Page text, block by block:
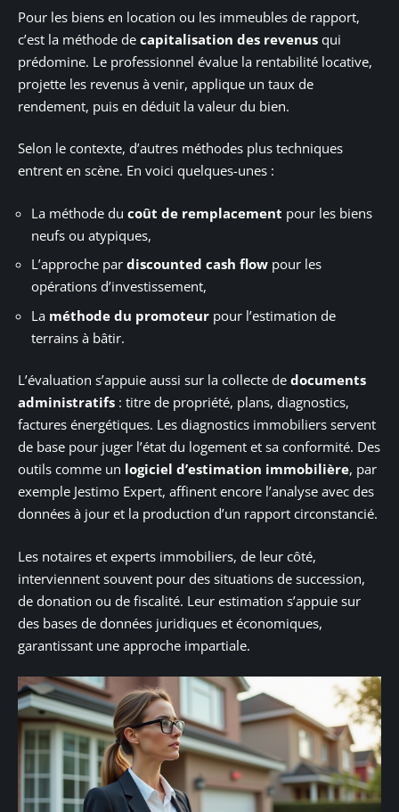
Pour les biens en location ou les immeubles de rapport,
c’est la méthode de capitalisation des revenus qui
prédomine. Le professionnel évalue la rentabilité locative,
projette les revenus à venir, applique un taux de
rendement, puis en déduit la valeur du bien.
Selon le contexte, d’autres méthodes plus techniques
entrent en scène. En voici quelques-unes :
La méthode du coût de remplacement pour les biens
neufs ou atypiques,
L’approche par discounted cash flow pour les
opérations d’investissement,
La méthode du promoteur pour l’estimation de
terrains à bâtir.
L’évaluation s’appuie aussi sur la collecte de documents
administratifs : titre de propriété, plans, diagnostics,
factures énergétiques. Les diagnostics immobiliers servent
de base pour juger l’état du logement et sa conformité. Des
outils comme un logiciel d’estimation immobilière, par
exemple Jestimo Expert, affinent encore l’analyse avec des
données à jour et la production d’un rapport circonstancié.
Les notaires et experts immobiliers, de leur côté,
interviennent souvent pour des situations de succession,
de donation ou de fiscalité. Leur estimation s’appuie sur
des bases de données juridiques et économiques,
garantissant une approche impartiale.